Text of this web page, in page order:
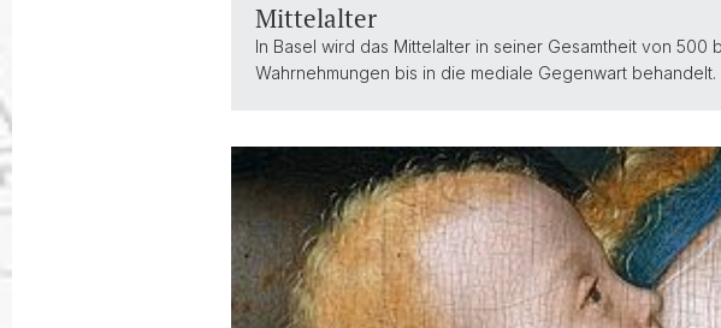
Mittelalter
In Basel wird das Mittelalter in seiner Gesamtheit von
Wahrnehmungen bis in die mediale Gegenwart